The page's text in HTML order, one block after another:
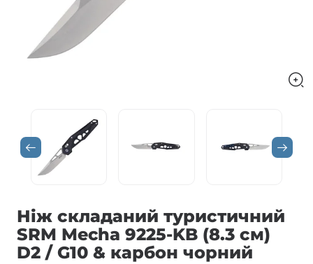
Ніж складаний туристичний
SRM Mecha 9225-KB (8.3 см)
D2 / G10 & карбон чорний